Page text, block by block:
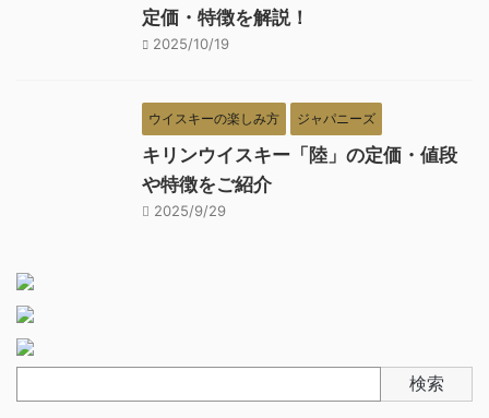
定価・特徴を解説！
2025/10/19
ウイスキーの楽しみ方 ジャパニーズ
キリンウイスキー「陸」の定価・値段
や特徴をご紹介
2025/9/29
検索